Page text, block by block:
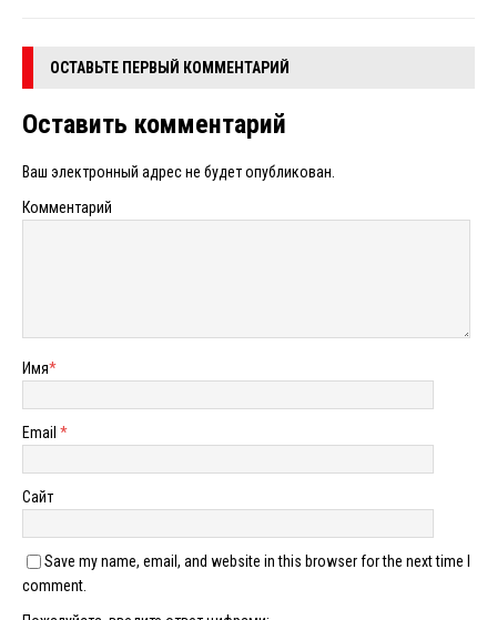
ОСТАВЬТЕ ПЕРВЫЙ КОММЕНТАРИЙ
Оставить комментарий
Ваш электронный адрес не будет опубликован.
Комментарий
Имя*
Email *
Сайт
Save my name, email, and website in this browser for the next time I
comment.